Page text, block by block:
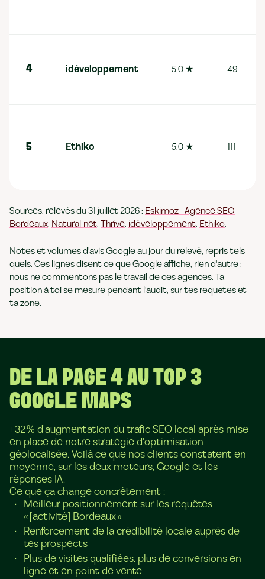
4 idéveloppement 5,0★ 49
5 Ethiko 5,0★ 111
Sources, relevés du 31 juillet 2026 : Eskimoz - Agence SEO
Bordeaux, Natural-net,Thrive, idéveloppement, Ethiko.
Notes et volumes d'avis Google au jour du relevé, repris tels
quels. Ces lignes disent ce que Google affiche, rien d'autre :
nous ne commentons pas le travail de ces agences. Ta
position à toi se mesure pendant l'audit, sur tes requêtes et
ta zone.
DE LA PAGE 4 AU TOP 3
GOOGLE MAPS
+32 % d'augmentation du trafic SEO local après mise
en place de notre stratégie d'optimisation
géolocalisée. Voilà ce que nos clients constatent en
moyenne, sur les deux moteurs, Google et les
réponses IA.
Ce que ça change concrètement :
Meilleur positionnement sur les requêtes
« [activité] Bordeaux »
Renforcement de la crédibilité locale auprès de
tes prospects
Plus de visites qualifiées, plus de conversions en
ligne et en point de vente